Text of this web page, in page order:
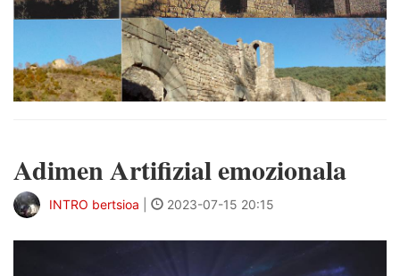
Adimen Artifizial emozionala
INTRO bertsioa 2023-07-15 20:15